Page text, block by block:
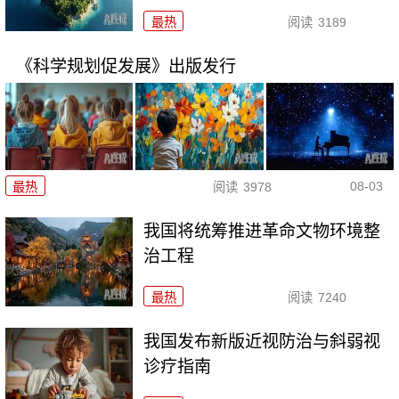
最热 阅读 3189
《科学规划促发展》出版发行
最热 阅读 3978 08-03
我国将统筹推进革命文物环境整
治工程
最热 阅读 7240
我国发布新版近视防治与斜弱视
诊疗指南